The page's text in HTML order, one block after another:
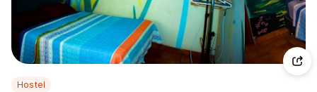
Hostel